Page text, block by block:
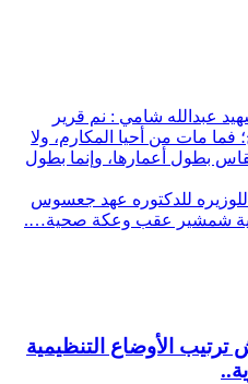
عبدالله شامي : نم قرير
فما مات من أحيا المكارم، ولا
بطول أعمارها، وإنما بطول
للدكتوره عهد جعسوس
شمشير عقب وعكة صحية….
الأوضاع التنظيمية